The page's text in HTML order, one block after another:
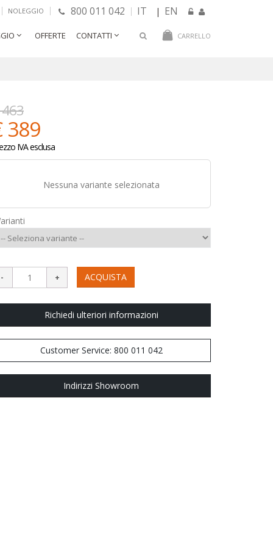
NOLEGGIO 800 011 042 IT | EN
CARRELLO
OFFERTE CONTATTI
389
IVA esclusa
Nessuna variante selezionata
ACQUISTA
Richiedi ulteriori informazioni
Customer Service: 800 011 042
Indirizzi Showroom